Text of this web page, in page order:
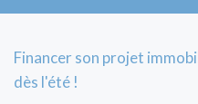
Financer son projet
dès l'été !